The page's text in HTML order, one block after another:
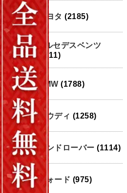
トヨタ (2185)
メルセデスベンツ
(1911)
BMW (1788)
アウディ (1258)
ランドローバー (1114)
フォード (975)